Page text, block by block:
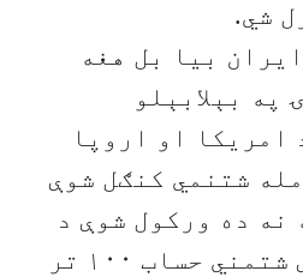
شي.
بيا بل هغه
په بېلابېلو
امريکا او اروپا
شتنمي کنګل شوې
نه ده ورکول شوې د
ايران د کنګل شوې شتمني حساب ۱۰۰ تر